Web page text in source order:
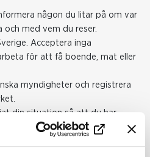
någon du litar på om var
och med vem du reser.
Acceptera inga
för att få boende, mat eller
myndigheter och registrera
din situation så att du har
villkor, tvingats utföra sexuella